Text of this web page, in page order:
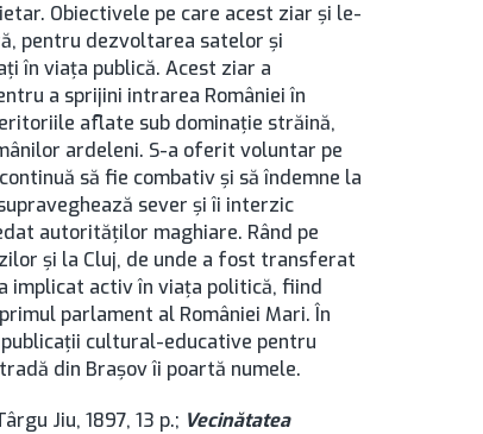
Obiectivele pe care acest ziar şi le-
pentru dezvoltarea satelor şi
în viaţa publică. Acest ziar a
a sprijini intrarea României în
aflate sub dominație străină,
ardeleni. S-a oferit voluntar pe
să fie combativ și să îndemne la
sever și îi interzic
autorităților maghiare. Rând pe
și la Cluj, de unde a fost transferat
implicat activ în viaţa politică, fiind
parlament al României Mari. În
cultural-educative pentru
din Brașov îi poartă numele.
Jiu, 1897, 13 p.; Vecinătatea